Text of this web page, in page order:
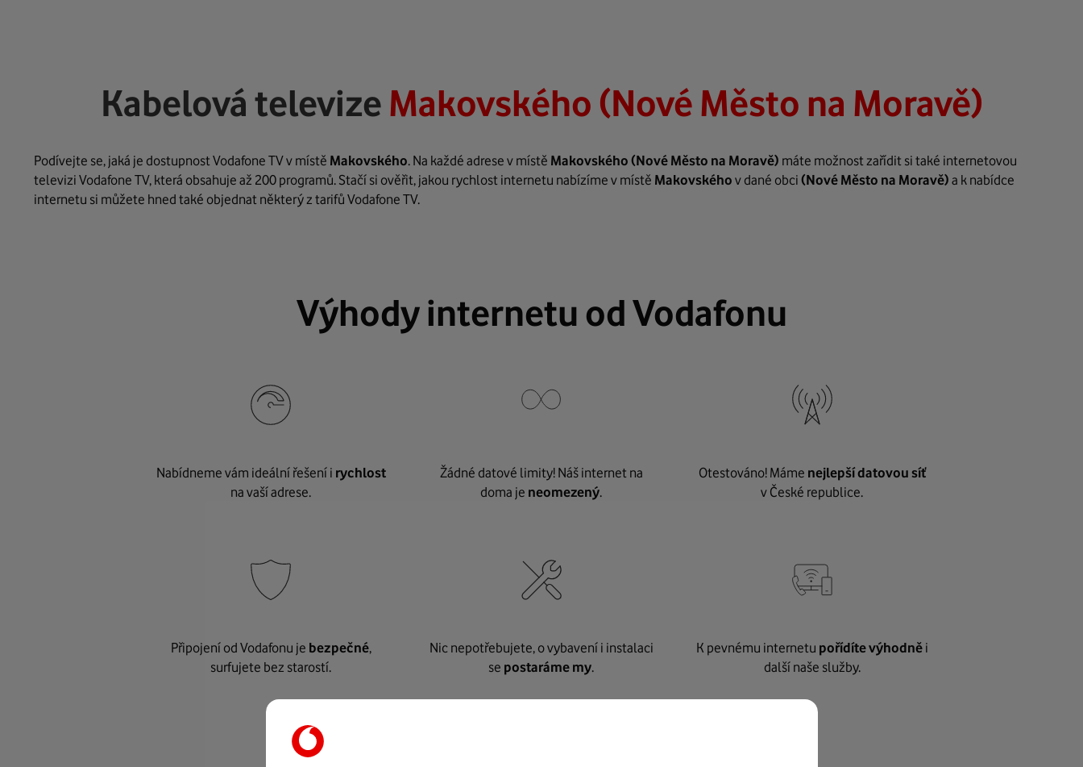
Kabelová televize Makovského (Nové Město na Moravě)
Podívejte se, jaká je dostupnost Vodafone TV v místě Makovského. Na každé adrese v místě Makovského (Nové Město na Moravě) máte možnost zařídit si také internetovou
televizi Vodafone TV, která obsahuje až 200 programů. Stačí si ověřit, jakou rychlost internetu nabízíme v místě Makovského v dané obci (Nové Město na Moravě) a k nabídce
internetu si můžete hned také objednat některý z tarifů Vodafone TV.
Výhody internetu od Vodafonu
Nabídneme vám ideální řešení i rychlost
na vaší adrese.
Žádné datové limity! Náš internet na
doma je neomezený.
Otestováno! Máme nejlepší datovou síť
v České republice.
Připojení od Vodafonu je bezpečné,
surfujete bez starostí.
Nic nepotřebujete, o vybavení i instalaci
se postaráme my.
K pevnému internetu pořídíte výhodněi
další naše služby.